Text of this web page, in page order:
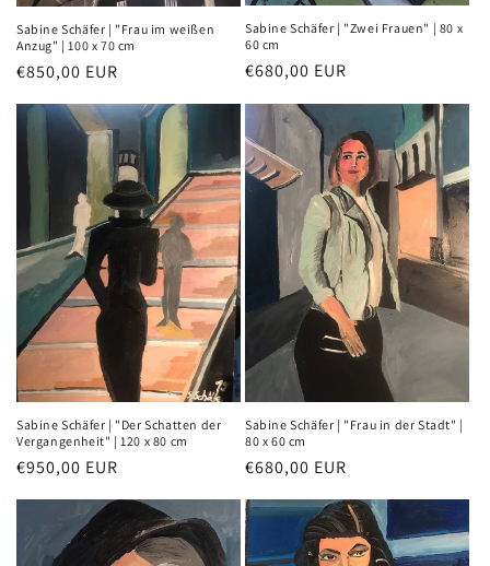
Sabine Schäfer | "Frau im weißen
Anzug" | 100 x 70 cm
Normaler
€850,00 EUR
Sabine Schäfer | "Zwei Frauen" | 80 x
60 cm
Normaler
€680,00 EUR
Sabine Schäfer | "Der Schatten der
Vergangenheit" | 120 x 80 cm
Normaler
€950,00 EUR
Sabine Schäfer | "Frau in der Stadt" |
80 x 60 cm
Normaler
€680,00 EUR